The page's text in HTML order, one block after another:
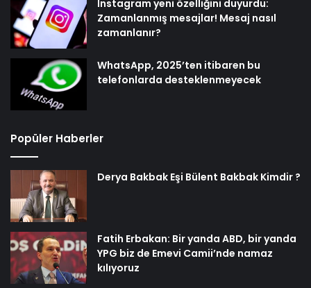
Instagram yeni özelliğini duyurdu:
Zamanlanmış mesajlar! Mesaj nasıl
zamanlanır?
WhatsApp, 2025’ten itibaren bu
telefonlarda desteklenmeyecek
Popüler Haberler
Derya Bakbak Eşi Bülent Bakbak Kimdir ?
Fatih Erbakan: Bir yanda ABD, bir yanda
YPG biz de Emevi Camii’nde namaz
kılıyoruz